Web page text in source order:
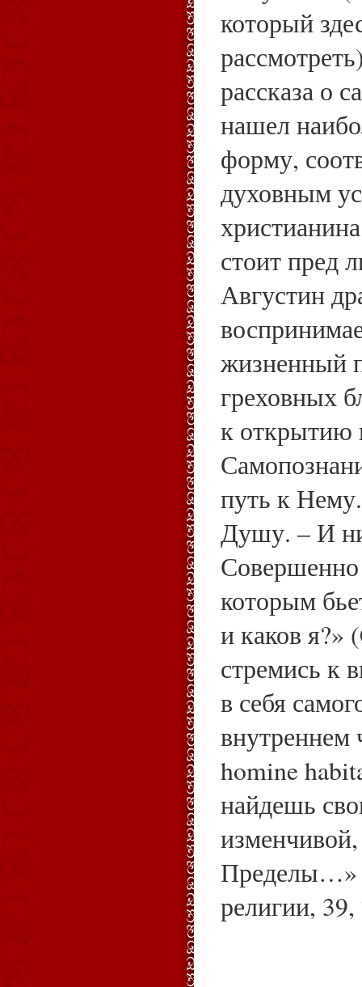
который
рассказа о
нашел
форму,
духовным
стоит пред
Августин
жизненный
греховных
к открытию
путь к
Душу. – И
которым
и каков я?»
стремись к
в себя
внутреннем
homine
найдешь
Пределы…»
религии,